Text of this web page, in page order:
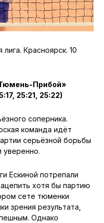
Красноярск. 10
Прибой»
25:21, 25:22)
соперника.
команда идёт
серьёзной борьбы
уверенно.
Ескиной потрепали
хотя бы партию
сете тюменки
зрения результата,
Однако